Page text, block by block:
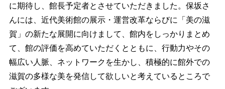
に期待し、館長予定者とさせていただきました。保坂さ
んには、近代美術館の展示・運営改革ならびに「美の滋
賀」の新たな展開に向けまして、館内をしっかりまとめ
て、館の評価を高めていただくとともに、行動力やその
幅広い人脈、ネットワークを生かし、積極的に館外での
滋賀の多様な美を発信して欲しいと考えているところで